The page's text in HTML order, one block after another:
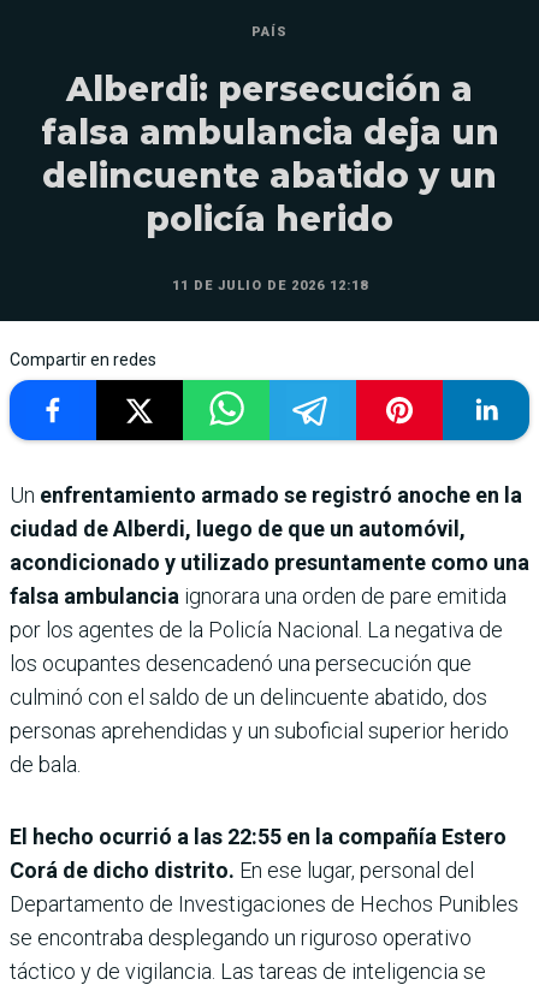
PAÍS
Alberdi: persecución a
falsa ambulancia deja un
delincuente abatido y un
policía herido
11 DE JULIO DE 2026 12:18
Compartir en redes
Un enfrentamiento armado se registró anoche en la
ciudad de Alberdi, luego de que un automóvil,
acondicionado y utilizado presuntamente como una
falsa ambulancia ignorara una orden de pare emitida
por los agentes de la Policía Nacional. La negativa de
los ocupantes desencadenó una persecución que
culminó con el saldo de un delincuente abatido, dos
personas aprehendidas y un suboficial superior herido
de bala.
El hecho ocurrió a las 22:55 en la compañía Estero
Corá de dicho distrito. En ese lugar, personal del
Departamento de Investigaciones de Hechos Punibles
se encontraba desplegando un riguroso operativo
táctico y de vigilancia. Las tareas de inteligencia se